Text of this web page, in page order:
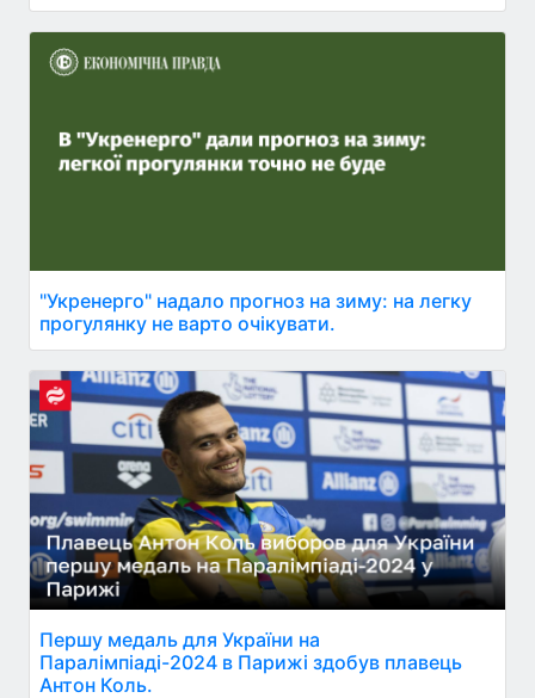
"Укренерго" надало прогноз на зиму: на легку
прогулянку не варто очікувати.
Першу медаль для України на
Паралімпіаді-2024 в Парижі здобув плавець
Антон Коль.